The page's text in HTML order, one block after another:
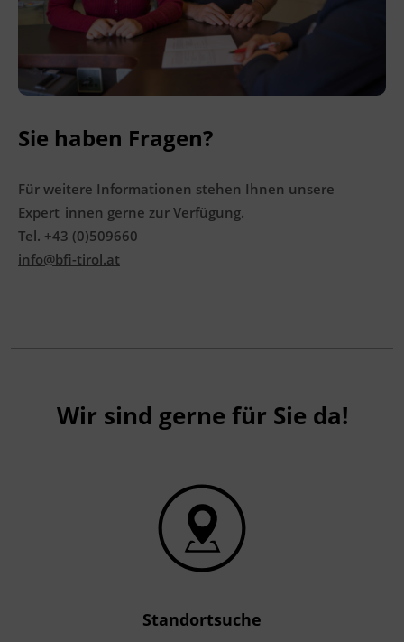
Terminübersicht
Sie haben Fragen?
Für weitere Informationen stehen Ihnen unsere
Expert_innen gerne zur Verfügung.
Tel. +43 (0)509660
info@bfi-tirol.at
Wir sind gerne für Sie da!
Standortsuche